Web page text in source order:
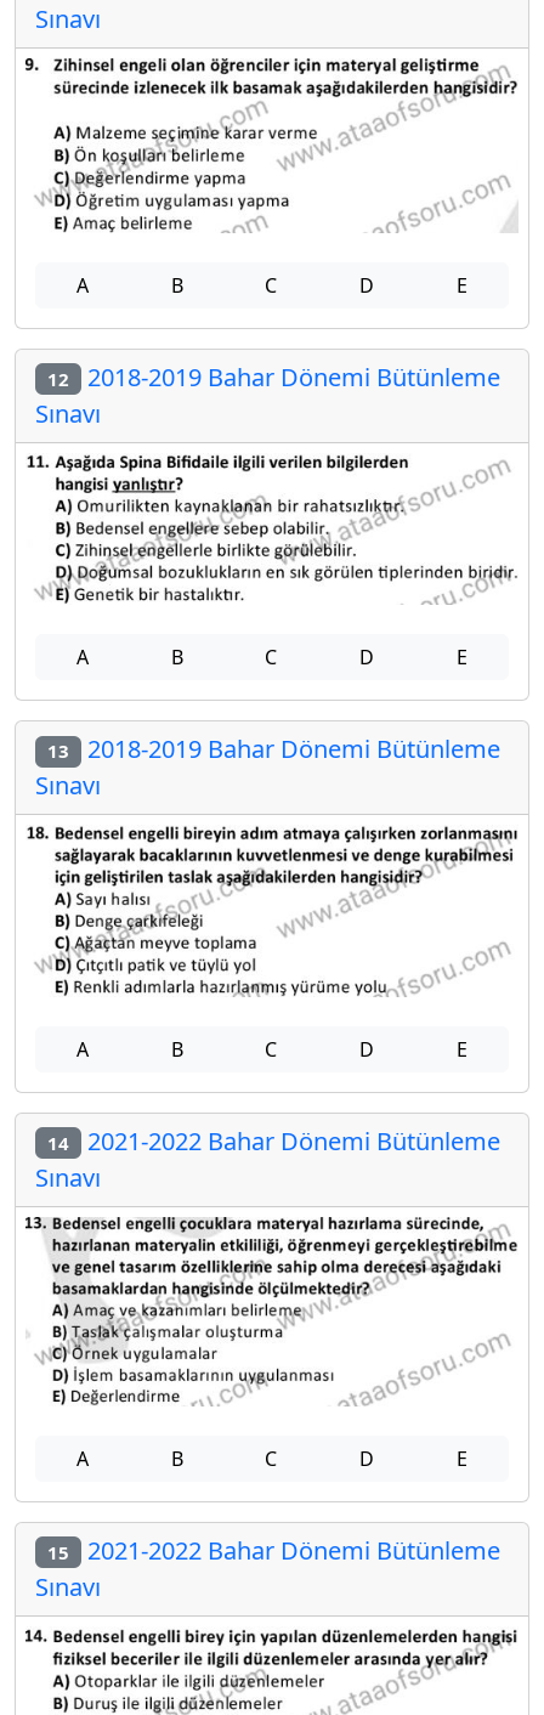
Sınavı
A B C D E
12 2018-2019 Bahar Dönemi Bütünleme
Sınavı
A B C D E
13 2018-2019 Bahar Dönemi Bütünleme
Sınavı
A B C D E
14 2021-2022 Bahar Dönemi Bütünleme
Sınavı
A B C D E
15 2021-2022 Bahar Dönemi Bütünleme
Sınavı